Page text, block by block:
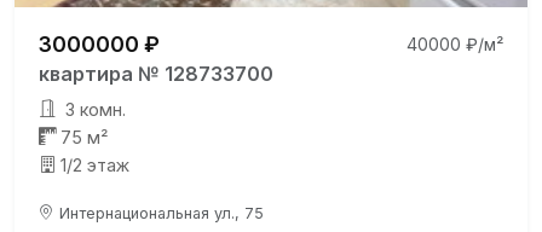
3000000 ₽ 40000 ₽/м²
квартира № 128733700
3 комн.
75 м²
1/2 этаж
Интернациональная ул., 75